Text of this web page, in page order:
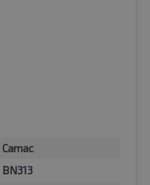
Camac
BN313